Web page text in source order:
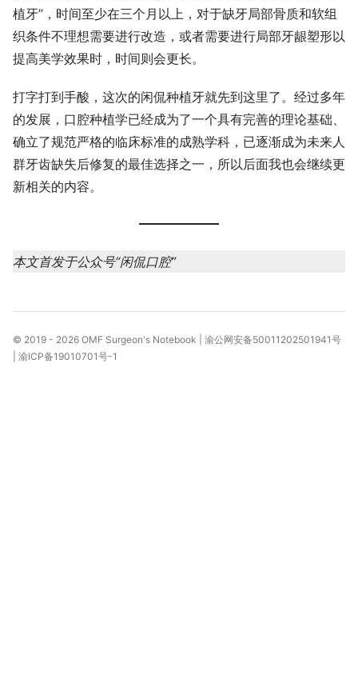
植牙”，时间至少在三个月以上，对于缺牙局部骨质和软组
织条件不理想需要进行改造，或者需要进行局部牙龈塑形以
提高美学效果时，时间则会更长。
打字打到手酸，这次的闲侃种植牙就先到这里了。经过多年
的发展，口腔种植学已经成为了一个具有完善的理论基础、
确立了规范严格的临床标准的成熟学科，已逐渐成为未来人
群牙齿缺失后修复的最佳选择之一，所以后面我也会继续更
新相关的内容。
本文首发于公众号“闲侃口腔”
© 2019 - 2026 OMF Surgeon's Notebook
渝公网安备50011202501941号
渝ICP备19010701号-1